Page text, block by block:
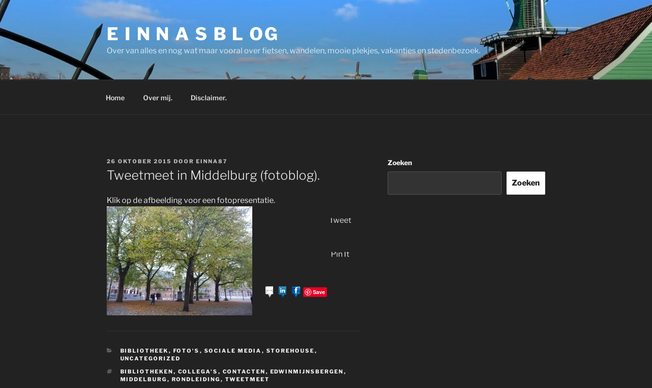
Ga
naar
de
inhoud
E I N N A S B L OG
Over van alles en nog wat maar vooral over fietsen, wandelen, mooie plekjes, vakanties en stedenbezoek.
Home Over mij. Disclaimer.
GEPLAATST
OP
26 OKTOBER 2015 DOOR EINNA87
Tweetmeet in Middelburg (fotoblog).
Klik op de afbeelding voor een fotopresentatie.
Tweet
Pin It
Save
CATEGORIEËN
BIBLIOTHEEK , FOTO'S , SOCIALE MEDIA , STOREHOUSE ,
UNCATEGORIZED
TAGS
BIBLIOTHEKEN , COLLEGA'S , CONTACTEN , EDWINMIJNSBERGEN ,
MIDDELBURG , RONDLEIDING , TWEETMEET
Zoeken
Zoeken